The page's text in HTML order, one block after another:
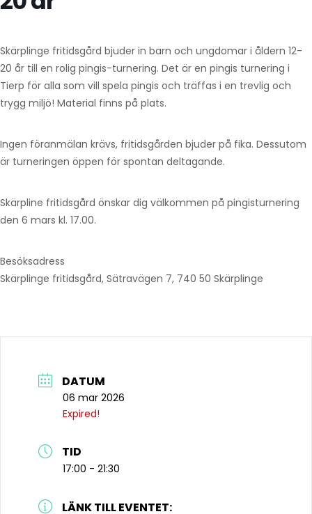
Skärplinge fritidsgård bjuder in barn och ungdomar i åldern 12-
20 år till en rolig pingis-turnering. Det är en pingis turnering i
Tierp för alla som vill spela pingis och träffas i en trevlig och
trygg miljö! Material finns på plats.
Ingen föranmälan krävs, fritidsgården bjuder på fika. Dessutom
är turneringen öppen för spontan deltagande.
Skärpline fritidsgård önskar dig välkommen på pingisturnering
den 6 mars kl. 17.00.
Besöksadress
Skärplinge fritidsgård, Sätravägen 7, 740 50 Skärplinge
DATUM
06 mar 2026
Expired!
TID
17:00 - 21:30
LÄNK TILL EVENTET: